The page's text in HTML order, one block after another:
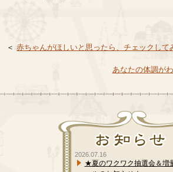
＜赤ちゃんがほしいと思ったら、チェックして
あなたの体調が
2026.07.16
★夏のワクワク抽選会＆増